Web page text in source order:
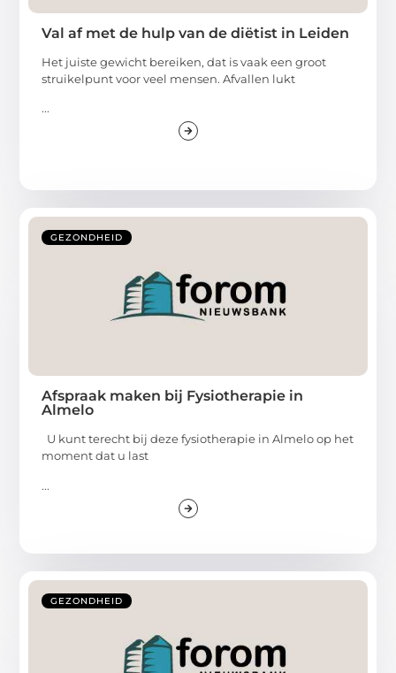
Val af met de hulp van de diëtist in Leiden
Het juiste gewicht bereiken, dat is vaak een groot
struikelpunt voor veel mensen. Afvallen lukt
...
GEZONDHEID
Afspraak maken bij Fysiotherapie in
Almelo
U kunt terecht bij deze fysiotherapie in Almelo op het
moment dat u last
...
GEZONDHEID